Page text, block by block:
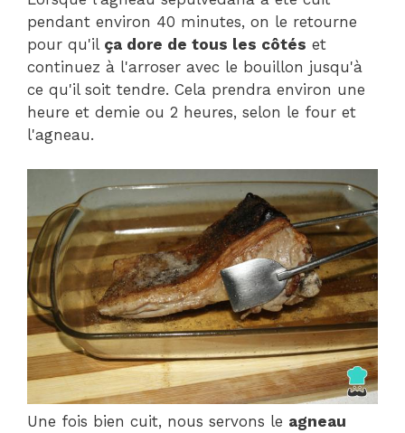
pendant environ 40 minutes, on le retourne
pour qu'il ça dore de tous les côtés et
continuez à l'arroser avec le bouillon jusqu'à
ce qu'il soit tendre. Cela prendra environ une
heure et demie ou 2 heures, selon le four et
l'agneau.
Une fois bien cuit, nous servons le agneau